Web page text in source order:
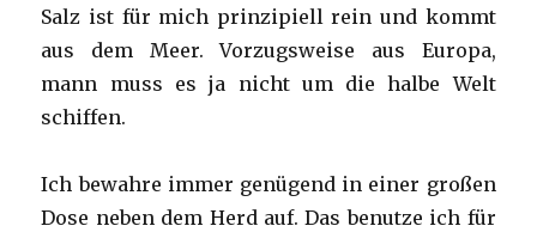
Salz ist für mich prinzipiell rein und kommt
aus dem Meer. Vorzugsweise aus Europa,
mann muss es ja nicht um die halbe Welt
schiffen.
Ich bewahre immer genügend in einer großen
Dose neben dem Herd auf. Das benutze ich für